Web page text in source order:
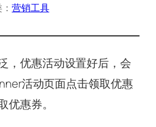
营销工具
，优惠活动设置好后，会
活动页面点击领取优惠
优惠券。